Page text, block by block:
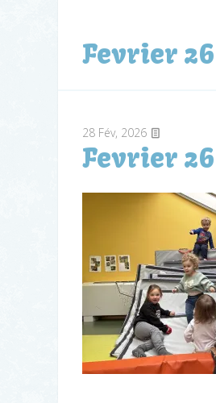
Fevrier
28 Fév, 2026
Fevrier